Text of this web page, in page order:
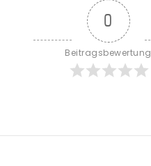
0
Beitragsbewertung